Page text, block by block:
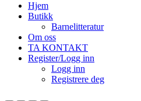
Hjem
Butikk
Barnelitteratur
Om oss
TA KONTAKT
Register/Logg inn
Logg inn
Registrere deg